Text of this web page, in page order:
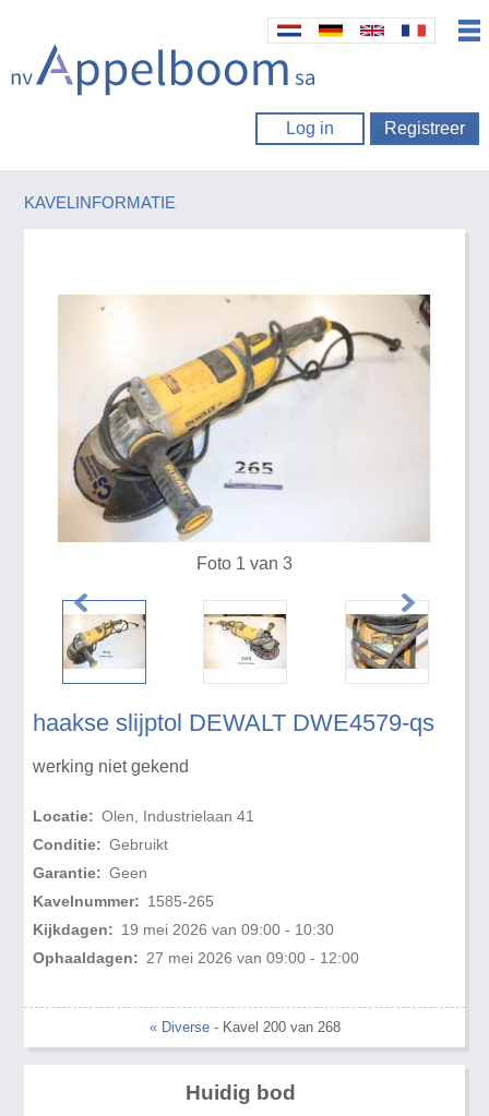
Log in Registreer
KAVELINFORMATIE
haakse slijptol DEWALT DWE4579-qs
werking niet gekend
Locatie: Olen, Industrielaan 41
Conditie: Gebruikt
Garantie: Geen
Kavelnummer: 1585-265
Kijkdagen: 19 mei 2026 van 09:00 - 10:30
Ophaaldagen: 27 mei 2026 van 09:00 - 12:00
Foto 1 van 3
« Diverse- Kavel 200 van 268
Huidig bod